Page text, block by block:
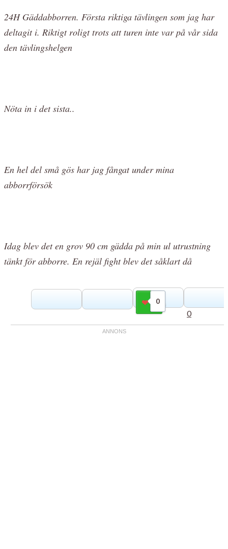
24H Gäddabborren. Första riktiga tävlingen som jag har
deltagit i. Riktigt roligt trots att turen inte var på vår sida
den tävlingshelgen
Nöta in i det sista..
En hel del små gös har jag fångat under mina
abborrförsök
Idag blev det en grov 90 cm gädda på min ul utrustning
tänkt för abborre. En rejäl fight blev det såklart då
0
Gilla
0